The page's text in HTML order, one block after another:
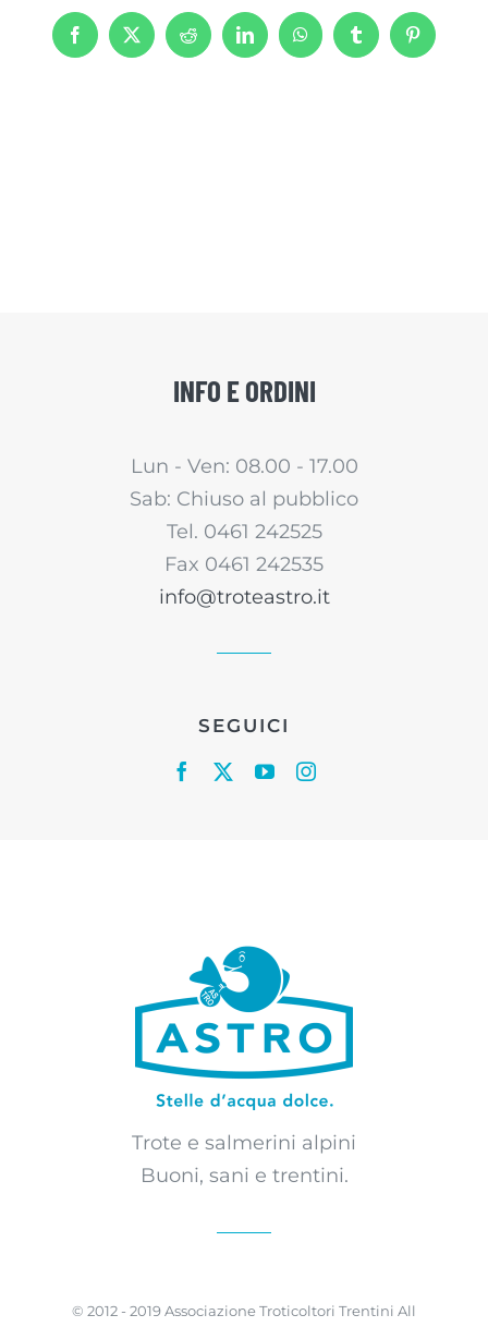
Facebook
X Reddit LinkedInWhatsAppTumblr Pinterest
INFO E ORDINI
Lun - Ven: 08.00 - 17.00
Sab: Chiuso al pubblico
Tel. 0461 242525
Fax 0461 242535
info@troteastro.it
SEGUICI
Trote e salmerini alpini
Buoni, sani e trentini.
© 2012 - 2019 Associazione Troticoltori Trentini All